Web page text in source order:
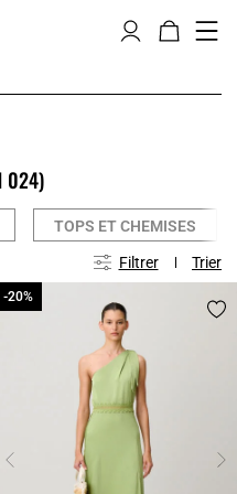
024)
TOPS ET CHEMISES
Filtrer Trier
-20%
-20%